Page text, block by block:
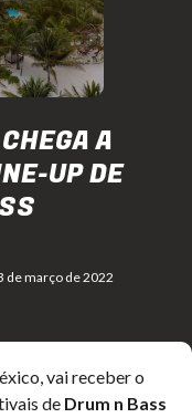
A
UP DE
de março de 2022
vai receber o
de Drum n Bass